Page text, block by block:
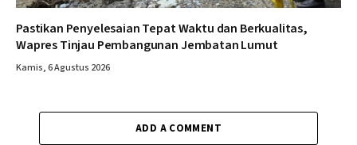
Pastikan Penyelesaian Tepat Waktu dan Berkualitas,
Wapres Tinjau Pembangunan Jembatan Lumut
Kamis, 6 Agustus 2026
ADD A COMMENT